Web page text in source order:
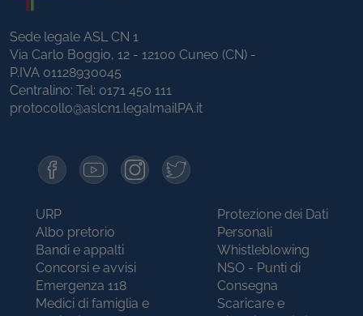
Sede legale ASL CN 1
Via Carlo Boggio, 12 - 12100 Cuneo (CN) -
P.IVA 01128930045
Centralino: Tel: 0171 450 111
protocollo@aslcn1.legalmailPA.it
URP
Albo pretorio
Bandi e appalti
Concorsi e avvisi
Emergenza 118
Medici di famiglia e
Protezione dei Dati
Personali
Whistleblowing
NSO - Punti di
Consegna
Scaricare e